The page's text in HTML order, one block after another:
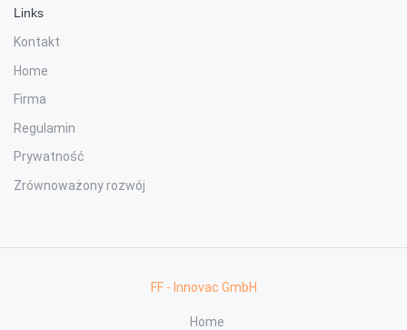
Links
Kontakt
Home
Firma
Regulamin
Prywatność
Zrównoważony rozwój
FF - Innovac GmbH
Home